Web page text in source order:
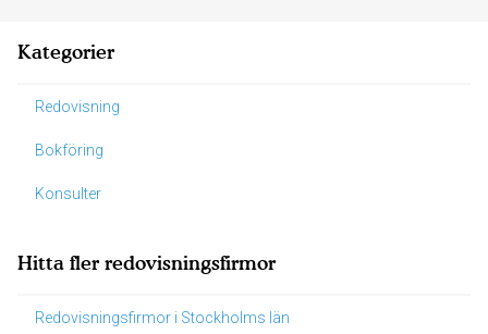
Kategorier
Redovisning
Bokföring
Konsulter
Hitta fler redovisningsfirmor
Redovisningsfirmor i Stockholms län